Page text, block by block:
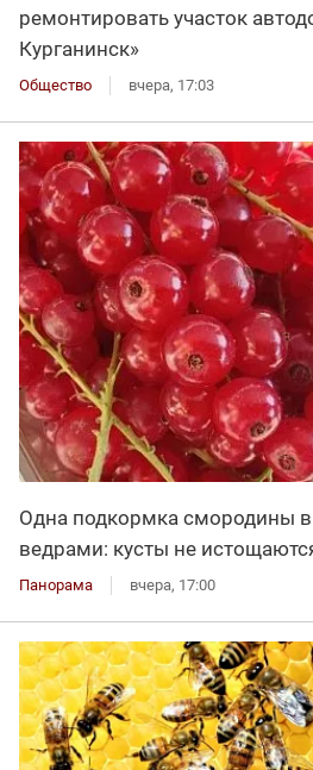
ремонтировать участок
Курганинск»
Общество вчера, 17:03
Одна подкормка смородины в
ведрами: кусты не
Панорама вчера, 17:00